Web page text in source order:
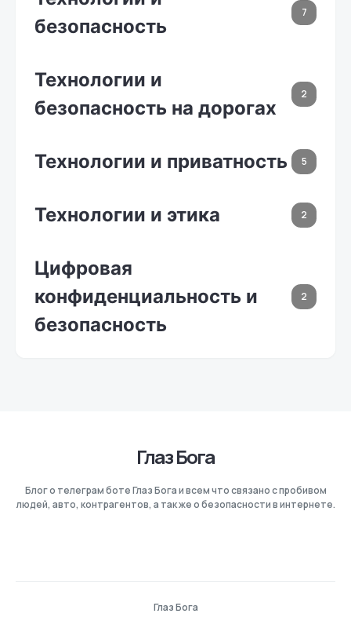
безопасность
7
Технологии и
безопасность на дорогах
2
Технологии и приватность 5
Технологии и этика 2
Цифровая
конфиденциальность и
безопасность
2
Глаз Бога
Блог о телеграм боте Глаз Бога и всем что связано с пробивом
людей, авто, контрагентов, а так же о безопасности в интернете.
Глаз Бога